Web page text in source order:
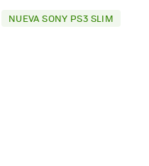
NUEVA SONY PS3 SLIM